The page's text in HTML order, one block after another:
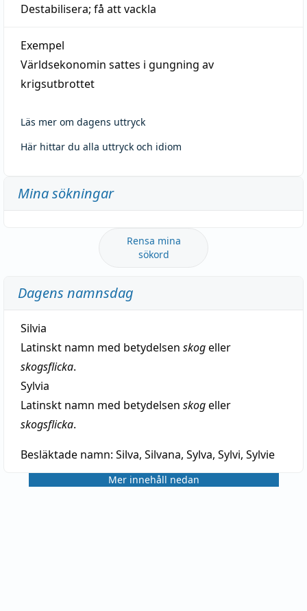
Destabilisera; få att vackla
Exempel
Världsekonomin sattes i gungning av
krigsutbrottet
Läs mer om dagens uttryck
Här hittar du alla uttryck och idiom
Mina sökningar
Rensa mina
sökord
Dagens namnsdag
Silvia
Latinskt namn med betydelsen skogeller
skogsflicka.
Sylvia
Latinskt namn med betydelsen skogeller
skogsflicka.
Besläktade namn: Silva, Silvana, Sylva, Sylvi, Sylvie
Mer innehåll nedan